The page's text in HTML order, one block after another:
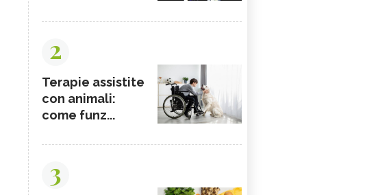
2
Terapie assistite
con animali:
come funz...
3